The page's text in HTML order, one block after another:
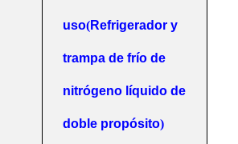
uso(Refrigerador y
trampa de frío de
nitrógeno líquido de
doble propósito)